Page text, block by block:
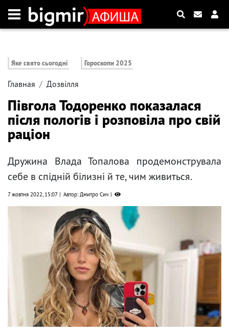
Яке свято сьогодні Гороскопи 2025
Главная Дозвілля
Півгола Тодоренко показалася
після пологів і розповіла про свій
раціон
Дружина Влада Топалова продемонструвала
себе в спідній білизні й те, чим живиться.
7 жовтня 2022, 15:07 Автор: Дмитро Сич